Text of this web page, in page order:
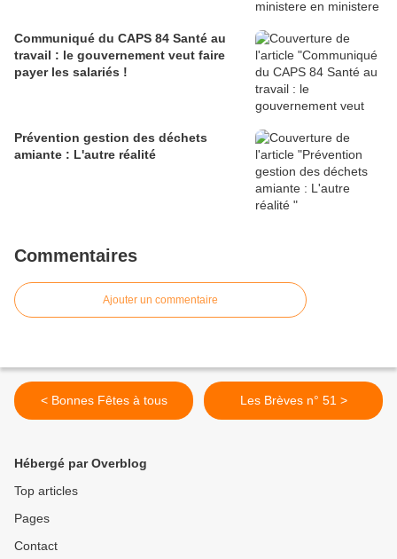
Communiqué du CAPS 84 Santé au
travail : le gouvernement veut faire
payer les salariés !
Prévention gestion des déchets
amiante : L'autre réalité
Commentaires
Ajouter un commentaire
< Bonnes Fêtes à tous Les Brèves n° 51 >
Hébergé par Overblog
Top articles
Pages
Contact